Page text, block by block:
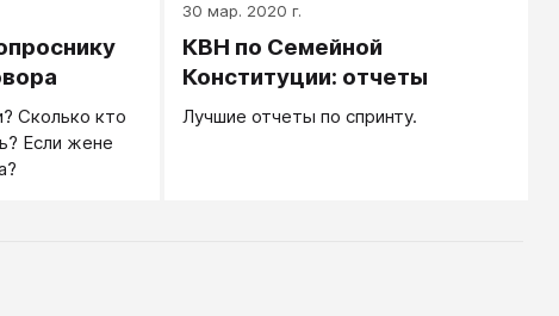
Сколько кто
Если жене
30 мар. 2020 г.
КВН по Семейной
Конституции: отчеты
Лучшие отчеты по спринту.